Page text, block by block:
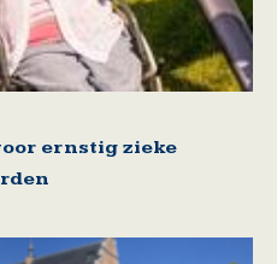
ernstig zieke